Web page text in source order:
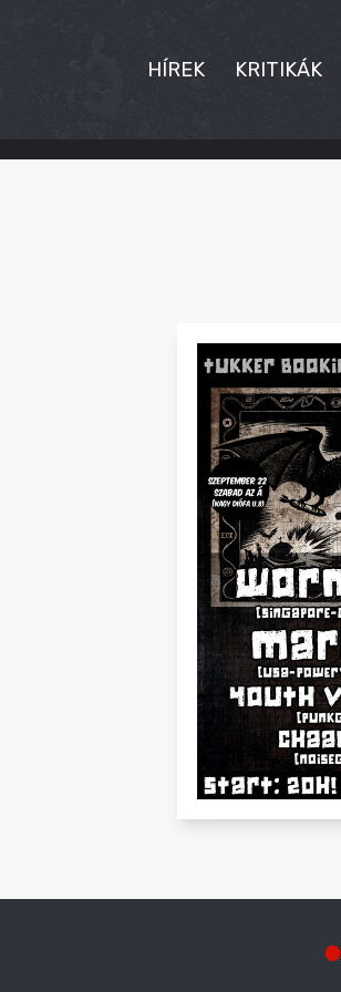
HÍREK KRITIKÁK
HÍREK